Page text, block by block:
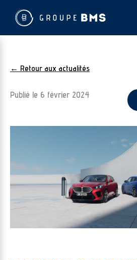
← Retour aux actualités
Publié le 6 février 2024